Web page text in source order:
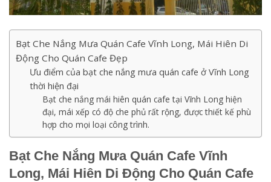
Bạt Che Nắng Mưa Quán Cafe Vĩnh Long, Mái Hiên Di
Động Cho Quán Cafe Đẹp
Ưu điểm của bạt che nắng mưa quán cafe ở Vĩnh Long
thời hiện đại
Bạt che nắng mái hiên quán cafe tại Vĩnh Long hiện
đại, mái xếp có độ che phủ rất rộng, được thiết kế phù
hợp cho mọi loại công trình.
Bạt Che Nắng Mưa Quán Cafe Vĩnh
Long, Mái Hiên Di Động Cho Quán Cafe